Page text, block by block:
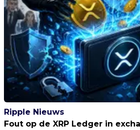
Ripple Nieuws
Fout op de XRP Ledger in